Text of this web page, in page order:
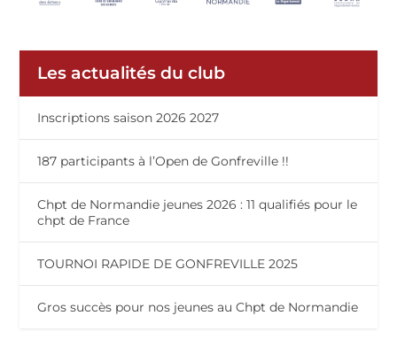
Les actualités du club
Inscriptions saison 2026 2027
187 participants à l’Open de Gonfreville !!
Chpt de Normandie jeunes 2026 : 11 qualifiés pour le
chpt de France
TOURNOI RAPIDE DE GONFREVILLE 2025
Gros succès pour nos jeunes au Chpt de Normandie